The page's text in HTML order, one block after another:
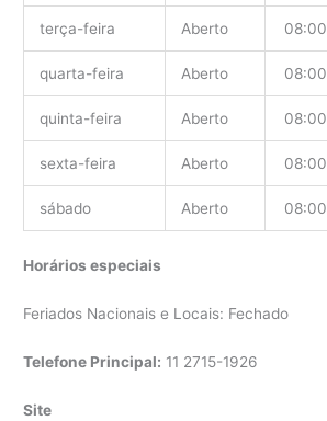
terça-feira Aberto 08:00
quarta-feira Aberto 08:00
quinta-feira Aberto 08:00
sexta-feira Aberto 08:00
sábado Aberto 08:00
Horários especiais
Feriados Nacionais e Locais: Fechado
Telefone Principal: 11 2715-1926
Site